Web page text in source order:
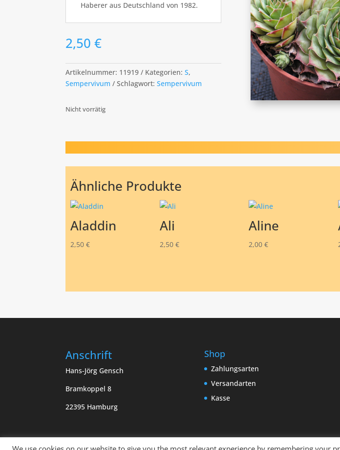
Haberer aus Deutschland von 1982.
2,50€
Artikelnummer: 11919 Kategorien:S,
Sempervivum
Schlagwort:Sempervivum
Nicht vorrätig
Ähnliche Produkte
Aladdin
2,50€
Ali
2,50 €
Aline
2,00€
Anschrift
Hans-Jörg Gensch
Bramkoppel 8
22395 Hamburg
Shop
Zahlungsarten
Versandarten
Kasse